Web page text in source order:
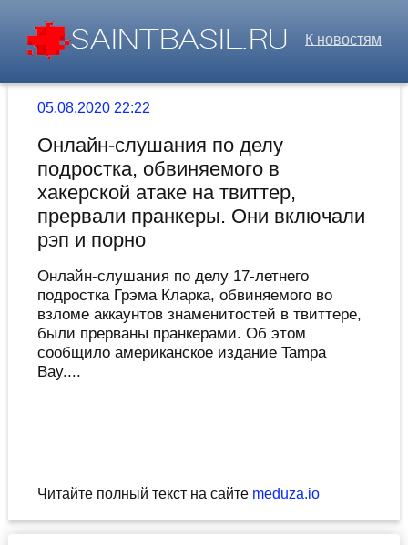
К новостям
05.08.2020 22:22
Онлайн-слушания по делу
подростка, обвиняемого в
хакерской атаке на твиттер,
прервали пранкеры. Они включали
рэп и порно
Онлайн-слушания по делу 17-летнего
подростка Грэма Кларка, обвиняемого во
взломе аккаунтов знаменитостей в твиттере,
были прерваны пранкерами. Об этом
сообщило американское издание Tampa
Bay....
Читайте полный текст на сайте meduza.io